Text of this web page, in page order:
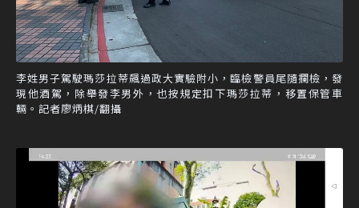
李姓男子駕駛瑪莎拉蒂飆過政大實驗附小，臨檢警員尾隨攔檢，發
現他酒駕，除舉發李男外，也按規定扣下瑪莎拉蒂，移置保管車
輛。記者廖炳棋/翻攝